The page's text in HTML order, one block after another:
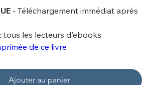
- Téléchargement immédiat après
les lecteurs d'ebooks.
de ce livre
Ajouter au panier